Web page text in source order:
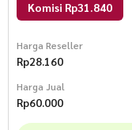
Komisi Rp31.840
Harga Reseller
Rp28.160
Harga Jual
Rp60.000